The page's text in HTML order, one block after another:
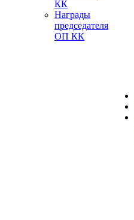
КК
Награды
председателя
ОП КК